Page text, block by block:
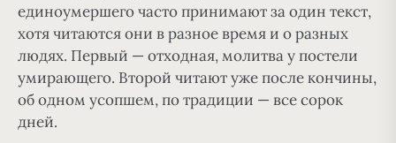
единоумершегочасто принимают за один текст,
хотя читаются они в разное время и о разных
людях. Первый — отходная, молитва у постели
умирающего. Второй читают уже после кончины,
об одном усопшем, по традиции — все сорок
дней.